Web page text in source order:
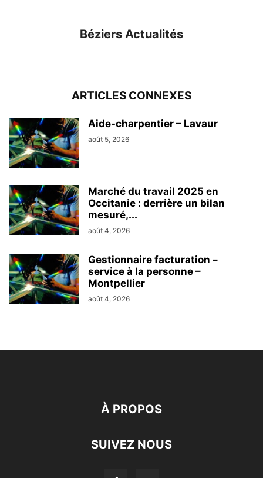
Béziers Actualités
ARTICLES CONNEXES
Aide-charpentier – Lavaur
août 5, 2026
Marché du travail 2025 en
Occitanie : derrière un bilan
mesuré,...
août 4, 2026
Gestionnaire facturation –
service à la personne –
Montpellier
août 4, 2026
À PROPOS
SUIVEZ NOUS